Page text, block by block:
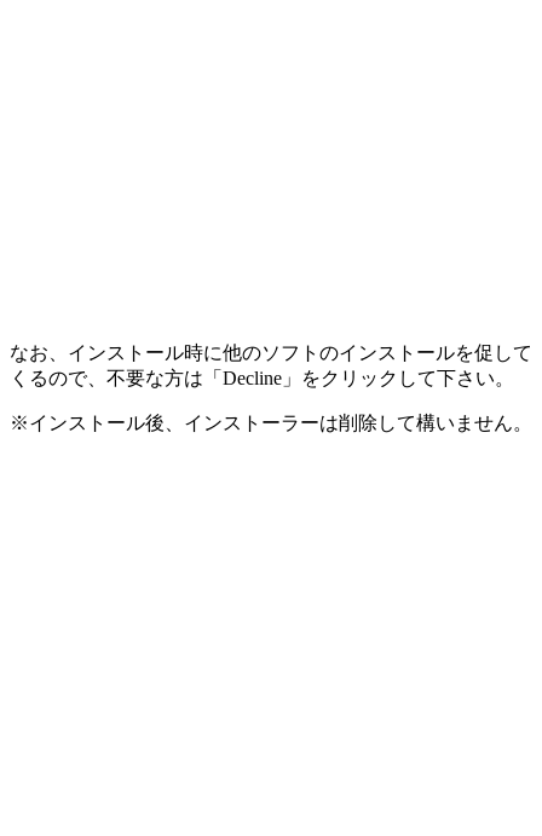
なお、インストール時に他のソフトのインストールを促して
くるので、不要な方は「Decline」をクリックして下さい。
※インストール後、インストーラーは削除して構いません。